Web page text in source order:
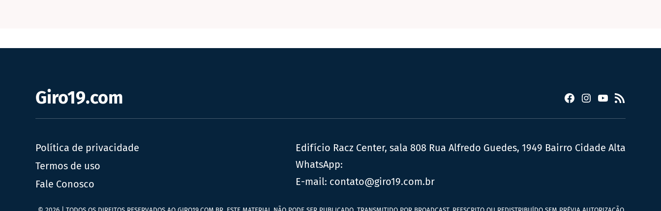
Giro19.com Facebook
Instagram
YouTube
RSS
Política de privacidade
Termos de uso
Fale Conosco
Edifício Racz Center, sala 808 Rua Alfredo Guedes, 1949 Bairro Cidade Alta
WhatsApp:
E-mail: contato@giro19.com.br